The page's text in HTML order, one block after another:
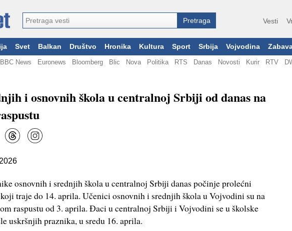
Vesti
Svet Balkan Društvo Hronika Kultura Sport Srbija Vojvodina
BBC News Euronews Bloomberg Blic Nova Politika RTS Danas Novosti Kurir RTV
i osnovnih škola u centralnoj Srbiji od danas na
osnovnih i srednjih škola u centralnoj Srbiji danas počinje prolećni
traje do 14. aprila. Učenici osnovnih i srednjih škola u Vojvodini su na
raspustu od 3. aprila. Đaci u centralnoj Srbiji i Vojvodini se u školske
uskršnjih praznika, u sredu 16. aprila.